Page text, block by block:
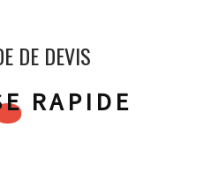
DE DEVIS
RAPIDE